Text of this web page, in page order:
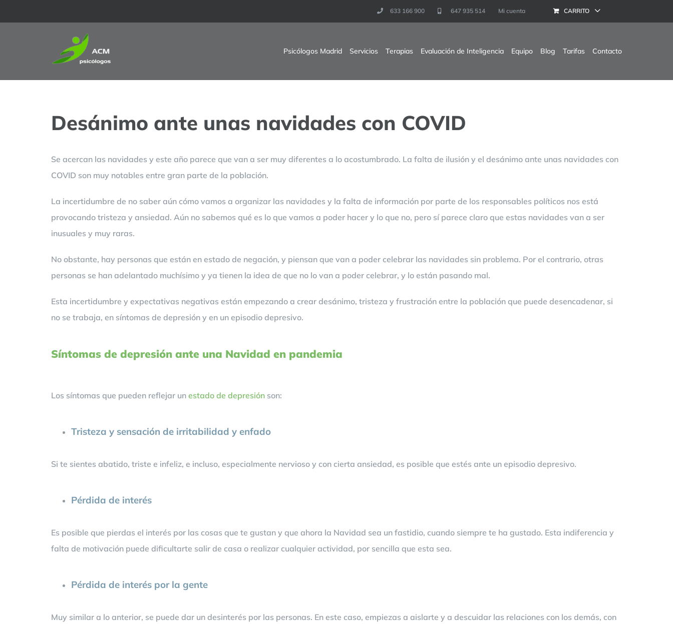
al
633 166 900 647 935 514 Mi cuenta CARRITO
Psicólogos Madrid Servicios Terapias Evaluación de Inteligencia Equipo Blog Tarifas Contacto
Desánimo ante unas navidades con COVID
Se acercan las navidades y este año parece que van a ser muy diferentes a lo acostumbrado. La falta de ilusión y el desánimo ante unas navidades con
COVID son muy notables entre gran parte de la población.
La incertidumbre de no saber aún cómo vamos a organizar las navidades y la falta de información por parte de los responsables políticos nos está
provocando tristeza y ansiedad. Aún no sabemos qué es lo que vamos a poder hacer y lo que no, pero sí parece claro que estas navidades van a ser
inusuales y muy raras.
No obstante, hay personas que están en estado de negación, y piensan que van a poder celebrar las navidades sin problema. Por el contrario, otras
personas se han adelantado muchísimo y ya tienen la idea de que no lo van a poder celebrar, y lo están pasando mal.
Esta incertidumbre y expectativas negativas están empezando a crear desánimo, tristeza y frustración entre la población que puede desencadenar, si
no se trabaja, en síntomas de depresión y en un episodio depresivo.
Síntomas de depresión ante una Navidad en pandemia
Los síntomas que pueden reflejar un estado de depresión son:
Tristeza y sensación de irritabilidad y enfado
Si te sientes abatido, triste e infeliz, e incluso, especialmente nervioso y con cierta ansiedad, es posible que estés ante un episodio depresivo.
Pérdida de interés
Es posible que pierdas el interés por las cosas que te gustan y que ahora la Navidad sea un fastidio, cuando siempre te ha gustado. Esta indiferencia y
falta de motivación puede dificultarte salir de casa o realizar cualquier actividad, por sencilla que esta sea.
Pérdida de interés por la gente
Muy similar a lo anterior, se puede dar un desinterés por las personas. En este caso, empiezas a aislarte y a descuidar las relaciones con los demás, con